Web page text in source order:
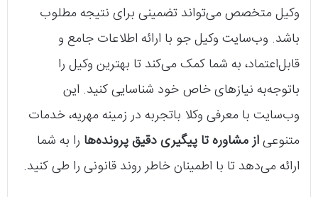
وکیل متخصص می‌تواند تضمینی برای نتیجه مطلوب
باشد. وب‌سایت وکیل جو با ارائه اطلاعات جامع و
قابل‌اعتماد، به شما کمک می‌کند تا بهترین وکیل را
باتوجه‌به نیازهای خاص خود شناسایی کنید. این
وب‌سایت با معرفی وکلا باتجربه در زمینه مهریه، خدمات
متنوعیاز مشاوره تا پیگیری دقیق پرونده‌ها را به شما
ارائه می‌دهد تا با اطمینان خاطر روند قانونی را طی کنید.